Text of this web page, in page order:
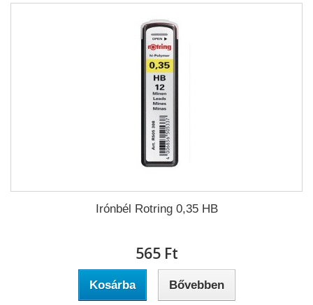
Irónbél Rotring 0,35 HB
565 Ft‎
Kosárba Bővebben